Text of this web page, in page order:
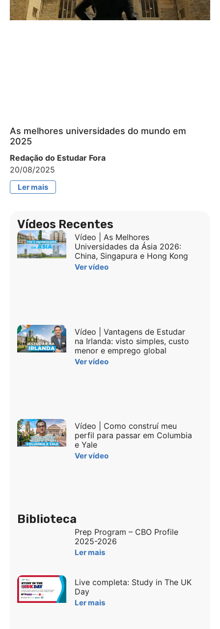
As melhores universidades do mundo em
2025
Redação do Estudar Fora
20/08/2025
Ler mais
Vídeos Recentes
Vídeo | As Melhores
Universidades da Ásia 2026:
China, Singapura e Hong Kong
Ver vídeo
Vídeo | Vantagens de Estudar
na Irlanda: visto simples, custo
menor e emprego global
Ver vídeo
Vídeo | Como construí meu
perfil para passar em Columbia
e Yale
Ver vídeo
Biblioteca
Prep Program – CBO Profile
2025-2026
Ler mais
Live completa: Study in The UK
Day
Ler mais